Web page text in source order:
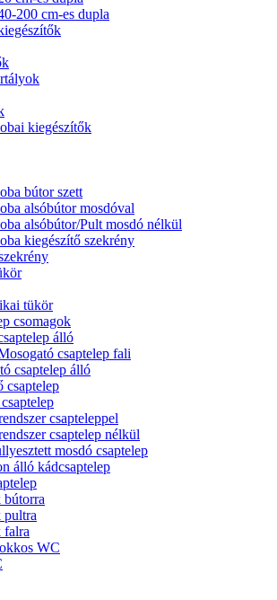
200 cm-es dupla
kiegészítők
bútor szett
alsóbútor mosdóval
alsóbútor/Pult mosdó nélkül
kiegészítő szekrény
tükör
csomagok
álló
csaptelep fali
csaptelep álló
csaptelep
csapteleppel
csaptelep nélkül
mosdó csaptelep
álló kádcsaptelep
pultra
falra
WC